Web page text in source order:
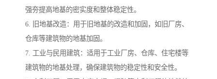
强夯提高地基的密实度和整体稳定性。
6. 旧地基改造：用于旧地基的改造和加固，如旧厂房、
仓库等建筑物的地基加固。
7. 工业与民用建筑：适用于工业厂房、仓库、住宅楼等
建筑物的地基处理，确保建筑物的稳定性和安全性。